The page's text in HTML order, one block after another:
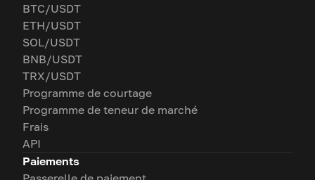
BTC/USDT
ETH/USDT
SOL/USDT
BNB/USDT
TRX/USDT
Programme de courtage
Programme de teneur de marché
Frais
API
Paiements